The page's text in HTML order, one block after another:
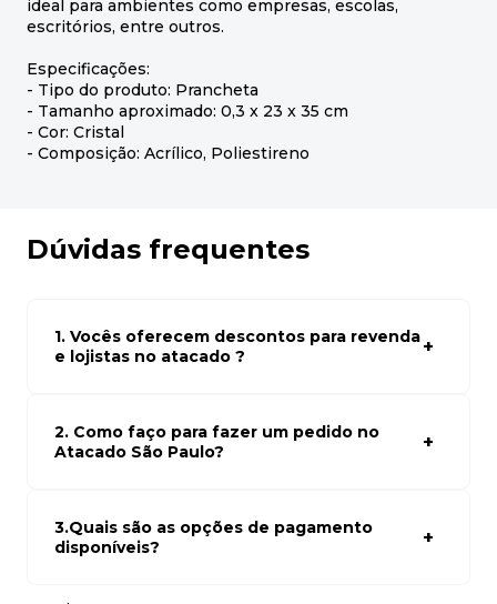
ideal para ambientes como empresas, escolas,
escritórios, entre outros.
Especificações:
- Tipo do produto: Prancheta
- Tamanho aproximado: 0,3 x 23 x 35 cm
- Cor: Cristal
- Composição: Acrílico, Poliestireno
Dúvidas frequentes
1. Vocês oferecem descontos para revenda
e lojistas no atacado ?
atacado empresas e compre com os melhores preços
para seu modelo de negócio
2. Como faço para fazer um pedido no
Atacado São Paulo?
carrinho. Em seguida, siga as instruções para finalizar a
compra. Se precisar de ajuda, nossa equipe de suporte
está à disposição para auxiliá-lo.
3.Quais são as opções de pagamento
disponíveis?